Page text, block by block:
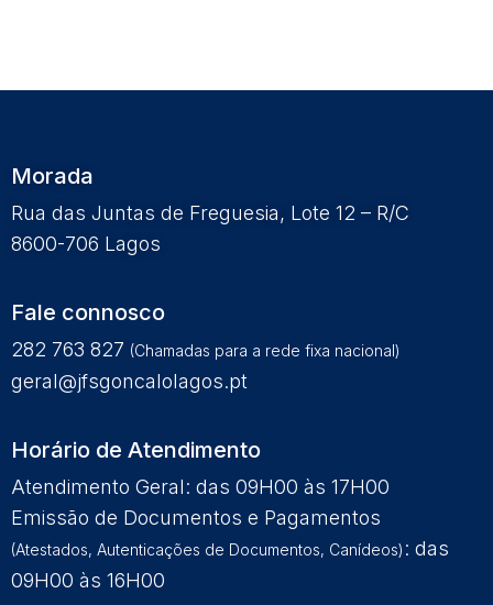
Morada
Rua das Juntas de Freguesia, Lote 12 – R/C
8600-706 Lagos
Fale connosco
282 763 827 (Chamadas para a rede fixa nacional)
geral@jfsgoncalolagos.pt
Horário de Atendimento
Atendimento Geral: das 09H00 às 17H00
Emissão de Documentos e Pagamentos
(Atestados, Autenticações de Documentos, Canídeos) : das
09H00 às 16H00